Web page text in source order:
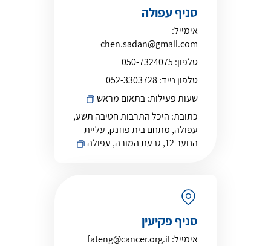
סניף עפולה
אימייל:
chen.sadan@gmail.com
טלפון: 050-7324075
טלפון נייד:052-3303728
שעות פעילות:בתאום מראש
כתובת: היכל התרבות חטיבה תשע,
עפולה, מתחם בית פוזנק, עליית
הנוער 12, גבעת המורה, עפולה
סניף פקיעין
אימייל:fateng@cancer.org.il